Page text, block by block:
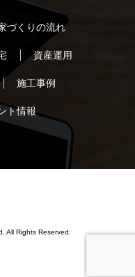
づくりの流れ
資産運用
施工事例
ト情報
All Rights Reserved.